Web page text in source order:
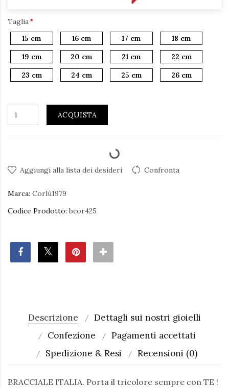
Taglia
15 cm
16 cm 17 cm
18 cm
19 cm
20 cm 21 cm
22 cm
23 cm
24 cm 25 cm 26 cm
ACQUISTA
Aggiungi alla lista dei desideri Confronta
Marca: Corlù1979
Codice Prodotto: bcor425
Descrizione
Dettagli sui nostri gioielli
Confezione
Pagamenti accettati
Spedizione & Resi
Recensioni (0)
BRACCIALE ITALIA. Porta il tricolore sempre con TE !